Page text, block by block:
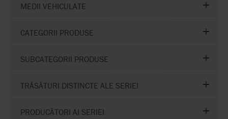
MEDII VEHICULATE
CATEGORII PRODUSE
SUBCATEGORII PRODUSE
TRĂSĂTURI DISTINCTE ALE SERIEI
PRODUCĂTORI AI SERIEI